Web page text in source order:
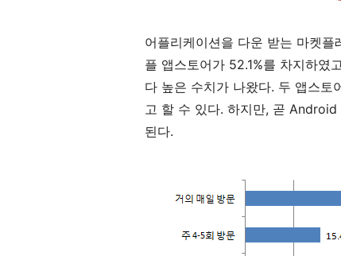
어플리케이션을 다운 받는 마켓
플 앱스토어가 52.1%를 차지하였
다 높은 수치가 나왔다. 두 앱스토
고 할 수 있다. 하지만, 곧
된다.